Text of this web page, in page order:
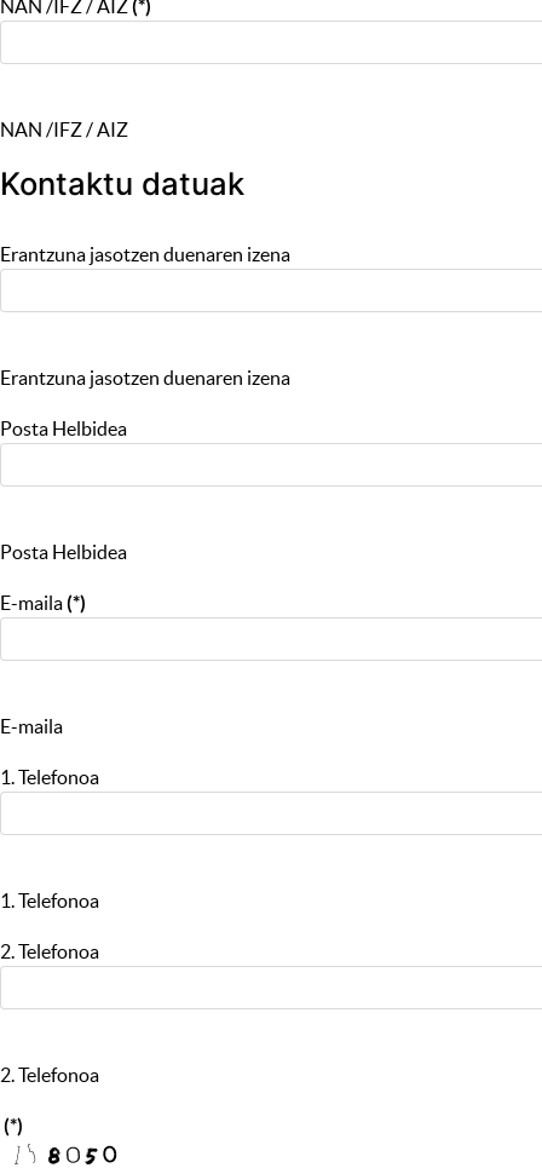
NAN /IFZ / AIZ (*)
NAN /IFZ / AIZ
Kontaktu datuak
Erantzuna jasotzen duenaren izena
Erantzuna jasotzen duenaren izena
Posta Helbidea
Posta Helbidea
E-maila(*)
E-maila
1. Telefonoa
1. Telefonoa
2. Telefonoa
2. Telefonoa
(*)